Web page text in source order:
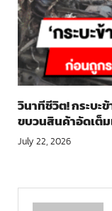
วินาทีชีวิต! กระบะ
ขบวนสินค้าอัดเต็
July 22, 2026